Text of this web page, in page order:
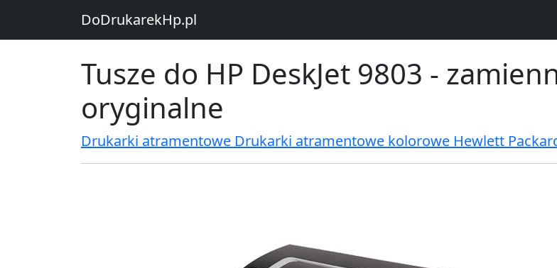
DoDrukarekHp.pl
Tusze do HP DeskJet 9803 -
oryginalne
Drukarki atramentowe Drukarki atramentowe kolorowe Hewlett